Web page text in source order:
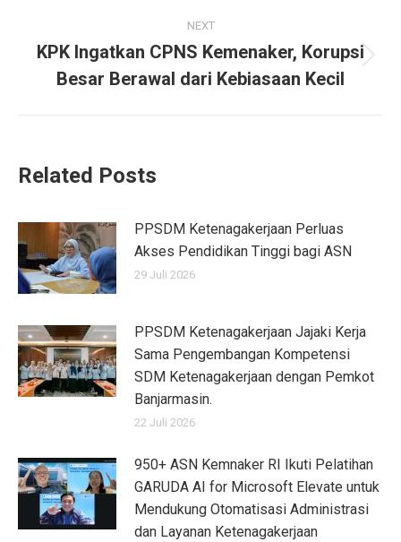
NEXT
post:
KPK Ingatkan CPNS Kemenaker, Korupsi
Besar Berawal dari Kebiasaan Kecil
Related Posts
PPSDM Ketenagakerjaan Perluas
Akses Pendidikan Tinggi bagi ASN
29 Juli 2026
PPSDM Ketenagakerjaan Jajaki Kerja
Sama Pengembangan Kompetensi
SDM Ketenagakerjaan dengan Pemkot
Banjarmasin.
22 Juli 2026
950+ ASN Kemnaker RI Ikuti Pelatihan
GARUDA AI for Microsoft Elevate untuk
Mendukung Otomatisasi Administrasi
dan Layanan Ketenagakerjaan